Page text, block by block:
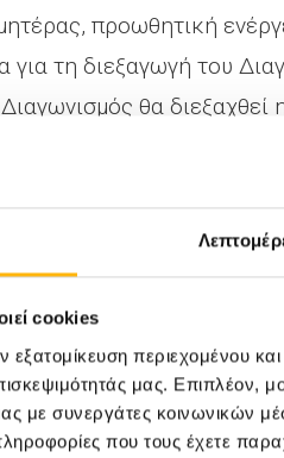
cookies
εξατομίκευση περιεχομένου
μας. Επιπλέον,
με συνεργάτες κοινωνικών
που τους έχετε
προωθητική
τη διεξαγωγή του
θα
στο «Facebook»
?hl=el
(εφεξής, οι
Συμμετοχής» ή
ανάδειξης των νικητών
των